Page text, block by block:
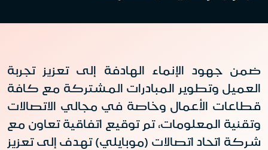
ضمن جهود الإنماء الهادفة إلى تعزيز تجربة
العميل وتطوير المبادرات المشتركة مع كافة
قطاعات الأعمال وخاصة في مجالي الاتصالات
وتقنية المعلومات، تم توقيع اتفاقية تعاون مع
شركة اتحاد اتصالات (موبايلي) تهدف إلى تعزيز